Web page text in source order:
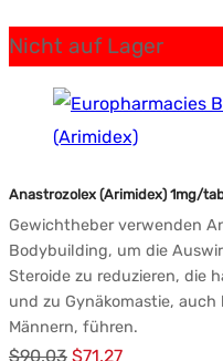
war:
$64.70.
Nicht auf Lager
Anastrozolex (Arimidex) 1mg/
Gewichtheber verwenden
Bodybuilding, um die
Steroide zu reduzieren, die
und zu Gynäkomastie,
Männern, führen.
$90.03 Ursprünglicher
$71.27Aktueller